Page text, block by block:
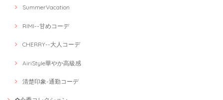
SummerVacation
RIMI--甘めコーデ
CHERRY--大人コーデ
AiriStyle華やか高級感
清楚印象-通勤コーデ